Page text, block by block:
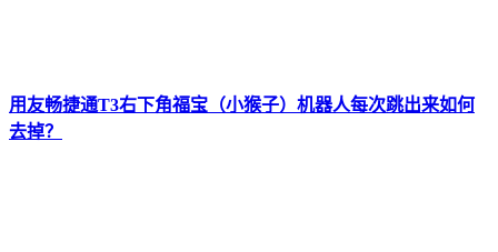
用友畅捷通T3右下角福宝（小猴子）机器人每次跳出来如何
去掉？